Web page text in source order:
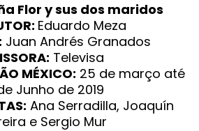
Flor y sus dos maridos
Eduardo Meza
Juan Andrés Granados
Televisa
MÉXICO: 25 de março até
Junho de 2019
Ana Serradilla, Joaquín
e Sergio Mur